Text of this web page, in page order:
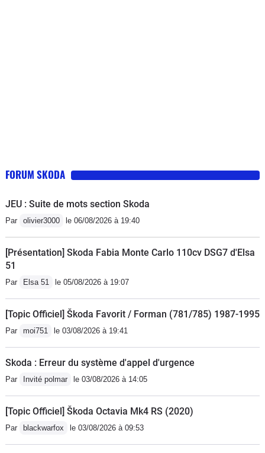
FORUM SKODA
JEU : Suite de mots section Skoda
Par olivier3000 le 06/08/2026 à 19:40
[Présentation] Skoda Fabia Monte Carlo 110cv DSG7 d'Elsa
51
Par Elsa 51 le 05/08/2026 à 19:07
[Topic Officiel] Škoda Favorit / Forman (781/785) 1987-1995
Par moi751 le 03/08/2026 à 19:41
Skoda : Erreur du système d'appel d'urgence
Par Invité polmar le 03/08/2026 à 14:05
[Topic Officiel] Škoda Octavia Mk4 RS (2020)
Par blackwarfox le 03/08/2026 à 09:53